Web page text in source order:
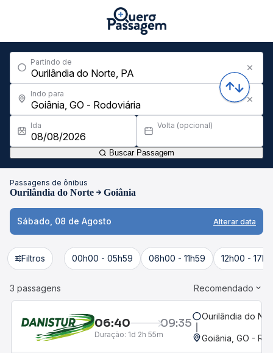
Partindo de
Indo para
Ida Volta (opcional)
Buscar Passagem
Passagens de ônibus
Ourilândia do Norte Goiânia
Sábado, 08 de Agosto Alterar data
Filtros 00h00 - 05h59 06h00 - 11h59 12h00 -
3 passagens Recomendado
06:40 09:35
Duração: 1d 2h 55m
Ourilândia do
Goiânia, GO -